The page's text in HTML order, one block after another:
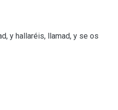
y hallaréis, llamad, y se os